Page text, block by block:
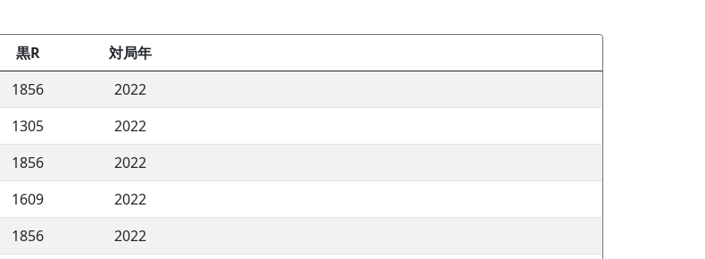
黒R
対局年
1856
2022
1305
2022
1856
2022
1609
2022
1856
2022